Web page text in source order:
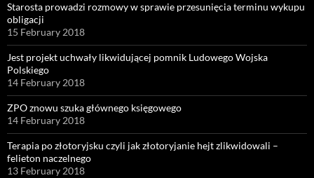
Starosta prowadzi rozmowy w sprawie przesunięcia terminu wykupu
obligacji
15 February 2018
Jest projekt uchwały likwidującej pomnik Ludowego Wojska
Polskiego
14 February 2018
ZPO znowu szuka głównego księgowego
14 February 2018
Terapia po złotoryjsku czyli jak złotoryjanie hejt zlikwidowali –
felieton naczelnego
13 February 2018